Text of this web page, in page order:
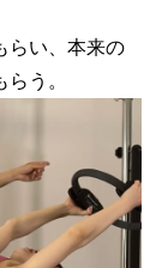
らい、本来の
う。